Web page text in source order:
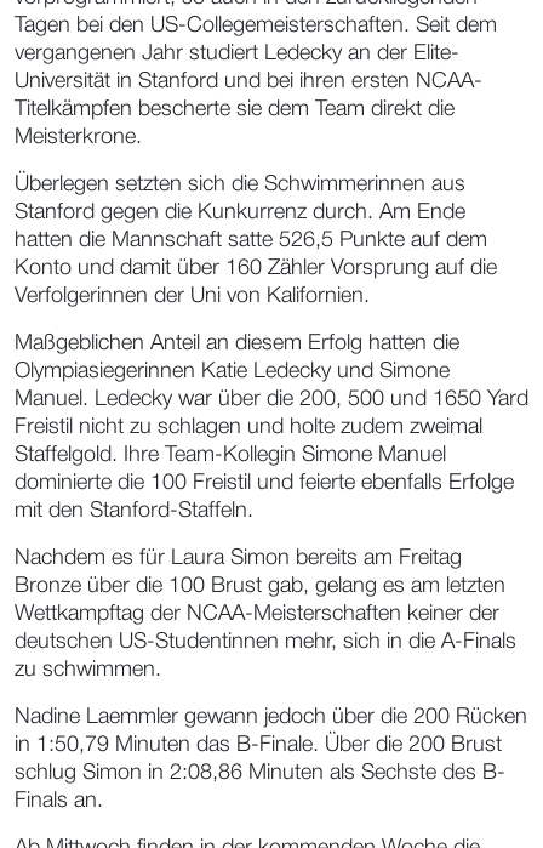
Tagen bei den US-Collegemeisterschaften. Seit dem
vergangenen Jahr studiert Ledecky an der Elite-
Universität in Stanford und bei ihren ersten NCAA-
Titelkämpfen bescherte sie dem Team direkt die
Meisterkrone.
Überlegen setzten sich die Schwimmerinnen aus
Stanford gegen die Kunkurrenz durch. Am Ende
hatten die Mannschaft satte 526,5 Punkte auf dem
Konto und damit über 160 Zähler Vorsprung auf die
Verfolgerinnen der Uni von Kalifornien.
Maßgeblichen Anteil an diesem Erfolg hatten die
Olympiasiegerinnen Katie Ledecky und Simone
Manuel. Ledecky war über die 200, 500 und 1650 Yard
Freistil nicht zu schlagen und holte zudem zweimal
Staffelgold. Ihre Team-Kollegin Simone Manuel
dominierte die 100 Freistil und feierte ebenfalls Erfolge
mit den Stanford-Staffeln.
Nachdem es für Laura Simon bereits am Freitag
Bronze über die 100 Brust gab, gelang es am letzten
Wettkampftag der NCAA-Meisterschaften keiner der
deutschen US-Studentinnen mehr, sich in die A-Finals
zu schwimmen.
Nadine Laemmler gewann jedoch über die 200 Rücken
in 1:50,79 Minuten das B-Finale. Über die 200 Brust
schlug Simon in 2:08,86 Minuten als Sechste des B-
Finals an.